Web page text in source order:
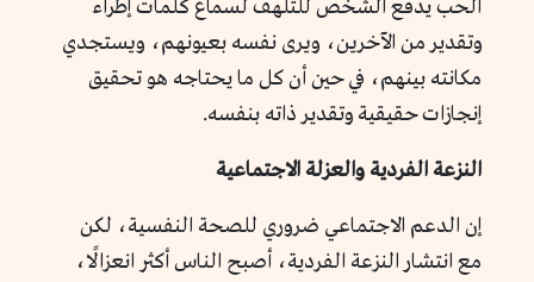
الحب يدفع الشخص للتلهف لسماع كلمات إطراء
وتقدير من الآخرين، ويرى نفسه بعيونهم، ويستجدي
مكانته بينهم، في حين أن كل ما يحتاجه هو تحقيق
إنجازات حقيقية وتقدير ذاته بنفسه.
النزعة الفردية والعزلة الاجتماعية
إن الدعم الاجتماعي ضروري للصحة النفسية، لكن
مع انتشار النزعة الفردية، أصبح الناس أكثر انعزالًا،